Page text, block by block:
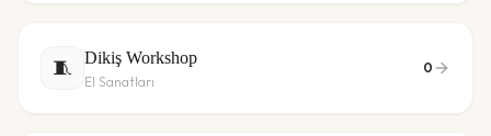
🧵 Dikiş Workshop
El Sanatları
0